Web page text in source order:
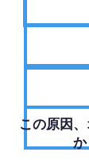
この原因
か